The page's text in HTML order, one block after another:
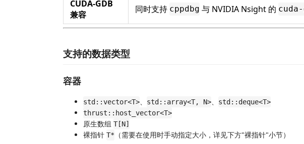
CUDA-GDB
兼容
同时支持 cppdbg 与 NVIDIA Nsight 的
支持的数据类型
容器
std::vector<T>、 std::array<T, N>、
std::deque<T>
thrust::host_vector<T>
原生数组 T[N]
裸指针 T* （需要在使用时手动指定大小，详见下方"裸指针"小节）